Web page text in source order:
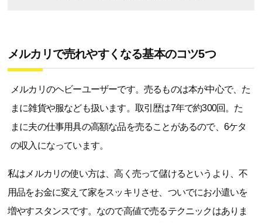
メルカリで売れやすくなる基本のコツ5つ
メルカリのヘビーユーザーです。売るものは本が中心で、た
まに雑貨や服なども扱います。取引歴は7年で約300回。た
まに夫の仕事用具の高額な品を売ることがあるので、6ケタ
の収入になっています。
私はメルカリの使い方は、高く売って儲けるというより、不
用品をお金に変えて家をスッキリさせ、ついでにお小遣いを
増やすスタンスです。なので高値で売るテクニックはありま